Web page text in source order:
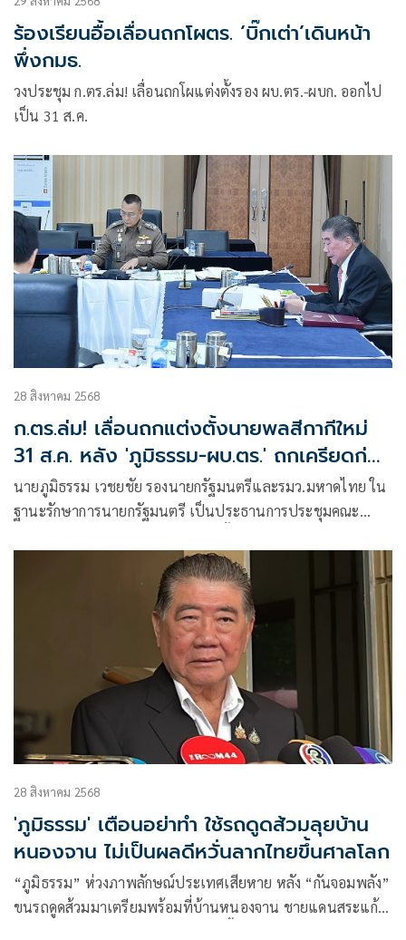
ร้องเรียนอื้อเลื่อนถกโผตร. ‘บิ๊กเต่า’เดินหน้า
พึ่งกมธ.
วงประชุม ก.ตร.ล่ม! เลื่อนถกโผแต่งตั้งรอง ผบ.ตร.-ผบก. ออกไป
เป็น 31 ส.ค.
28 สิงหาคม 2568
ก.ตร.ล่ม! เลื่อนถกแต่งตั้งนายพลสีกากีใหม่
31 ส.ค. หลัง 'ภูมิธรรม-ผบ.ตร.' ถกเครียดก่อน
ประชุมกว่า 2 ชม.
นายภูมิธรรม เวชยชัย รองนายกรัฐมนตรีและรมว.มหาดไทย ใน
ฐานะรักษาการนายกรัฐมนตรี เป็นประธานการประชุมคณะ
28 สิงหาคม 2568
'ภูมิธรรม' เตือนอย่าทำ ใช้รถดูดส้วมลุยบ้าน
หนองจาน ไม่เป็นผลดีหวั่นลากไทยขึ้นศาลโลก
“ภูมิธรรม” ห่วงภาพลักษณ์ประเทศเสียหาย หลัง “กันจอมพลัง”
ขนรถดูดส้วมมาเตรียมพร้อมที่บ้านหนองจาน ชายแดนสระแก้ว